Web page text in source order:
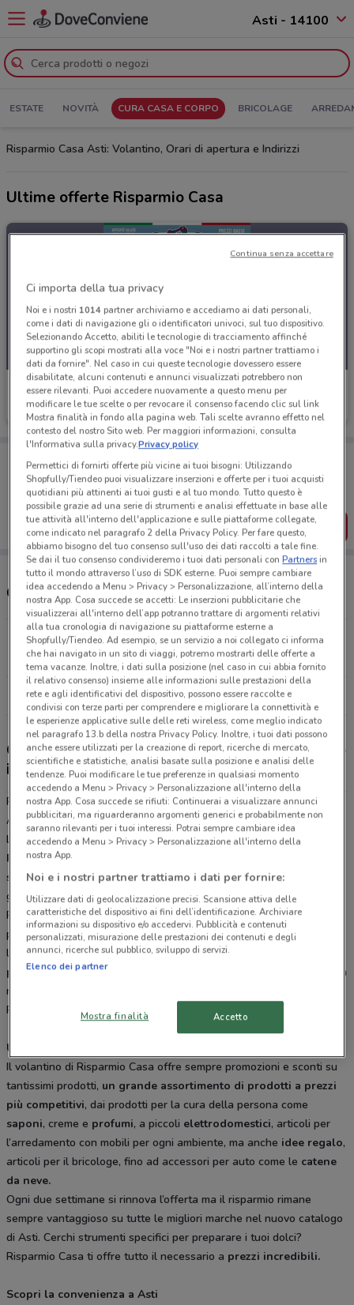
Asti - 14100
ESTATE NOVITÀ CURA CASA E CORPO BRICOLAGE
Risparmio Casa Asti: Volantino, Orari di apertura e Indirizzi
Ultime offerte Risparmio Casa
Risparmio Casa
Scade domani 2.5 km
Puoi trovare le migliori offerte dei negozi vicino a te,
salvarle e creare la tua lista del risparmio, comodamente
dal tuo cellulare.
SCARICA L’APP
Orari e Negozi Risparmio Casa
Corso Alessandria, 349 Asti
2.5 km
CHIUSO
Tutti i negozi Risparmio Casa
Gli sconti del nuovo volantino Risparmio Casa e
i negozi
Risparmio Casa è presente in vari punti della città: lo trovi in Corso
Alessandria 349 Asti. Tutti i negozi sono aperti tutti i giorni dal
Lunedì alla Sabato e offrono i migliori prodotti per la tua spesa.
Risparmio Casa
specializzati nella vendita di detersivi, profumeria,casalinghi
giocattoli e pet con il miglior rapporto qualità prezzo a Asti.
Risparmio Casa, Risparmio Casa Shop e Iper Risparmio Casa sono
presenti con il loro assortimento in molte regioni d’Italia, come
leader indiscussi del settore. Nel volantino potrai trovare tutti i
prodotti delle migliori marche
nei piccoli punti vendita sotto casa
ma anche nei più grandi ipermercati che portano l’insegna
Risparmio Casa.
Un nome una garanzia a Asti
Il volantino di Risparmio Casa offre sempre promozioni e sconti su
tantissimi prodotti, un grande assortimento di prodotti a prezzi
più competitivi, dai prodotti per la cura della persona come
saponi, creme e profumi, a piccoli elettrodomestici, articoli per
l’arredamento con mobili per ogni ambiente, ma anche idee regalo,
articoli per il bricologe, fino ad accessori per auto come le catene
da neve.
Ogni due settimane si rinnova l’offerta ma il risparmio rimane
sempre vantaggioso su tutte le migliori marche nel nuovo catalogo
di Asti. Cerchi strumenti specifici per preparare i tuoi dolci?
Risparmio Casa ti offre tutto il necessario a prezzi incredibili.
Scopri la convenienza a Asti
Ci importa della tua privacy
Noi e i nostri 1014partner archiviamo e accediamo ai dati personali,
come i dati di navigazione gli o identificatori univoci, sul tuo dispositivo.
Selezionando Accetto, abiliti le tecnologie di tracciamento affinché
supportino gli scopi mostrati alla voce "Noi e i nostri partner trattiamo i
dati da fornire". Nel caso in cui queste tecnologie dovessero essere
disabilitate, alcuni contenuti e annunci visualizzati potrebbero non
essere rilevanti. Puoi accedere nuovamente a questo menu per
modificare le tue scelte o per revocare il consenso facendo clic sul link
Mostra finalità in fondo alla pagina web. Tali scelte avranno effetto nel
contesto del nostro Sito web. Per maggiori informazioni, consulta
l'Informativa sulla privacy.Privacy policy
Permettici di fornirti offerte più vicine ai tuoi bisogni: Utilizzando
Shopfully/Tiendeo puoi visualizzare inserzioni e offerte per i tuoi acquisti
quotidiani più attinenti ai tuoi gusti e al tuo mondo. Tutto questo è
possibile grazie ad una serie di strumenti e analisi effettuate in base alle
tue attività all'interno dell'applicazione e sulle piattaforme collegate,
come indicato nel paragrafo 2 della Privacy Policy. Per fare questo,
abbiamo bisogno del tuo consenso sull'uso dei dati raccolti a tale fine.
Se dai il tuo consenso condivideremo i tuoi dati personali conPartnersin
tutto il mondo attraverso l’uso di SDK esterne. Puoi sempre cambiare
idea accedendo a Menu > Privacy > Personalizzazione, all’interno della
nostra App. Cosa succede se accetti: Le inserzioni pubblicitarie che
visualizzerai all'interno dell’app potranno trattare di argomenti relativi
alla tua cronologia di navigazione su piattaforme esterne a
Shopfully/Tiendeo. Ad esempio, se un servizio a noi collegato ci informa
che hai navigato in un sito di viaggi, potremo mostrarti delle offerte a
tema vacanze. Inoltre, i dati sulla posizione (nel caso in cui abbia fornito
il relativo consenso) insieme alle informazioni sulle prestazioni della
rete e agli identificativi del dispositivo, possono essere raccolte e
condivisi con terze parti per comprendere e migliorare la connettività e
le esperienze applicative sulle delle reti wireless, come meglio indicato
nel paragrafo 13.b della nostra Privacy Policy. Inoltre, i tuoi dati possono
anche essere utilizzati per la creazione di report, ricerche di mercato,
scientifiche e statistiche, analisi basate sulla posizione e analisi delle
tendenze. Puoi modificare le tue preferenze in qualsiasi momento
accedendo a Menu > Privacy > Personalizzazione all'interno della
nostra App. Cosa succede se rifiuti: Continuerai a visualizzare annunci
pubblicitari, ma riguarderanno argomenti generici e probabilmente non
saranno rilevanti per i tuoi interessi. Potrai sempre cambiare idea
accedendo a Menu > Privacy > Personalizzazione all'interno della
nostra App.
Noi e i nostri partner trattiamo i dati per fornire:
Utilizzare dati di geolocalizzazione precisi. Scansione attiva delle
caratteristiche del dispositivo ai fini dell’identificazione. Archiviare
informazioni su dispositivo e/o accedervi. Pubblicità e contenuti
personalizzati, misurazione delle prestazioni dei contenuti e degli
annunci, ricerche sul pubblico, sviluppo di servizi.
Elenco dei partner
Mostra finalità Accetto
Continua senza accettare